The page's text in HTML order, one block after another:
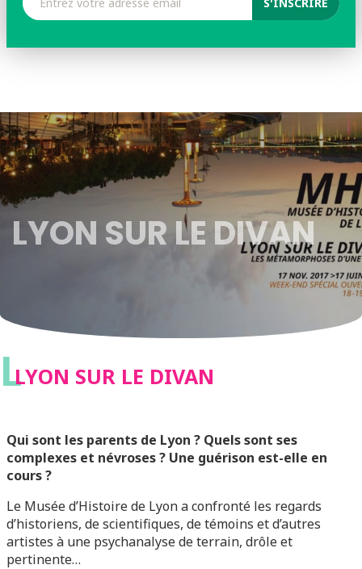
LYON SUR LE DIVAN
LLYON SUR LE DIVAN
Qui sont les parents de Lyon ? Quels sont ses
complexes et névroses ? Une guérison est-elle en
cours ?
Le Musée d’Histoire de Lyon a confronté les regards
d’historiens, de scientifiques, de témoins et d’autres
artistes à une psychanalyse de terrain, drôle et
pertinente…